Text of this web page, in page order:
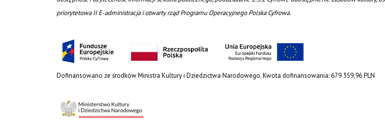
priorytetowa II E-administracja i otwarty rząd Programu Operacyjnego Polska Cyfrowa.
Dofinansowano ze środków Ministra Kultury i Dziedzictwa Narodowego. Kwota dofinansowania: 679 359,96 PLN